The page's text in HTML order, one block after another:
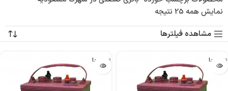
نمایش همه 25 نتیجه
مشاهده فیلترها
تمام شد! تمام شد!